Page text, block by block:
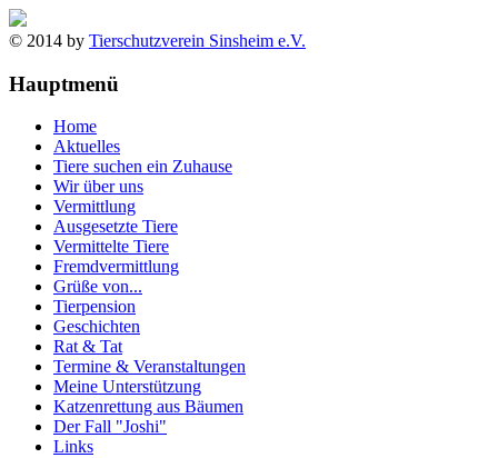
© 2014 by Tierschutzverein Sinsheim e.V.
Hauptmenü
Home
Aktuelles
Tiere suchen ein Zuhause
Wir über uns
Vermittlung
Ausgesetzte Tiere
Vermittelte Tiere
Fremdvermittlung
Grüße von...
Tierpension
Geschichten
Rat & Tat
Termine & Veranstaltungen
Meine Unterstützung
Katzenrettung aus Bäumen
Der Fall "Joshi"
Links